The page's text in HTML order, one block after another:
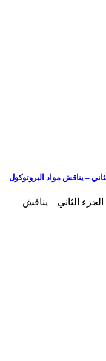
– يناقش مواد البروتوكول
الثاني – يناقش